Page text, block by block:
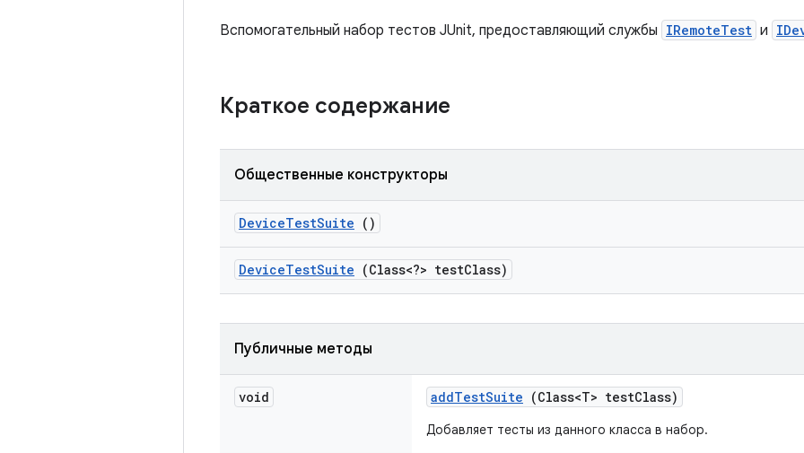
Вспомогательный набор тестов JUnit, предоставляющий службы IRemoteTest и
Краткое содержание
Общественные конструкторы
DeviceTestSuite ()
DeviceTestSuite (Class<?> testClass)
Публичные методы
void addTestSuite (Class<T> testClass)
Добавляет тесты из данного класса в набор.